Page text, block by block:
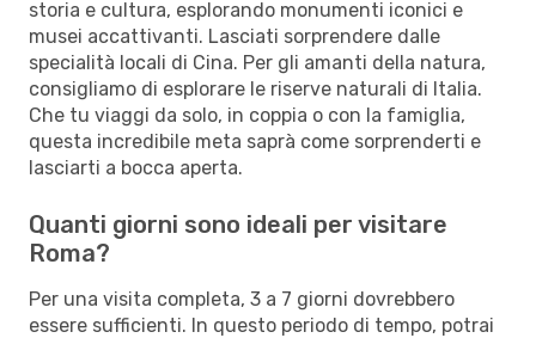
storia e cultura, esplorando monumenti iconici e
musei accattivanti. Lasciati sorprendere dalle
specialità locali di Cina. Per gli amanti della natura,
consigliamo di esplorare le riserve naturali di Italia.
Che tu viaggi da solo, in coppia o con la famiglia,
questa incredibile meta saprà come sorprenderti e
lasciarti a bocca aperta.
Quanti giorni sono ideali per visitare
Roma?
Per una visita completa, 3 a 7 giorni dovrebbero
essere sufficienti. In questo periodo di tempo, potrai